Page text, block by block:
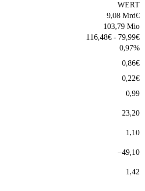
WERT
9,08 Mrd€
103,79 Mio
116,48€ - 79,99€
0,97%
0,86€
0,22€
0,99
23,20
1,10
−49,10
1,42